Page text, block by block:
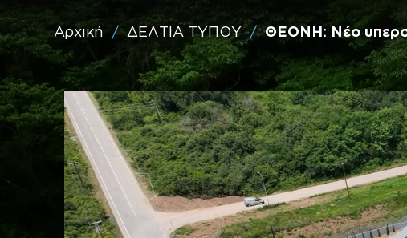
Αρχική / ΔΕΛΤΙΑ ΤΥΠΟΥ / ΘΕΟΝΗ: Νέο